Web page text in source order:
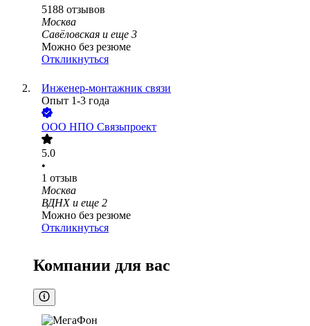
5188 отзывов
Москва
Савёловская и еще 3
Можно без резюме
Откликнуться
Инженер-монтажник связи
Опыт 1-3 года
ООО НПО Связьпроект
5.0
•
1 отзыв
Москва
ВДНХ и еще 2
Можно без резюме
Откликнуться
Компании для вас